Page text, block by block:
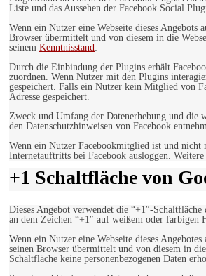
Liste und das Aussehen der Facebook Social
Wenn ein Nutzer eine Webseite dieses
Browser übermittelt und von diesem in die
seinem Kenntnisstand:
Durch die Einbindung der Plugins erhält
zuordnen. Wenn Nutzer mit den Plugins
gespeichert. Falls ein Nutzer kein Mitglied von
Adresse gespeichert.
Zweck und Umfang der Datenerhebung und die
den Datenschutzhinweisen von Facebook
Wenn ein Nutzer Facebookmitglied ist und nicht
Internetauftritts bei Facebook ausloggen.
+1 Schaltfläche von
Dieses Angebot verwendet die “+1″-
an dem Zeichen “+1″ auf weißem oder farbigen
Wenn ein Nutzer eine Webseite dieses
seinen Browser übermittelt und von diesem in
Schaltfläche keine personenbezogenen Daten